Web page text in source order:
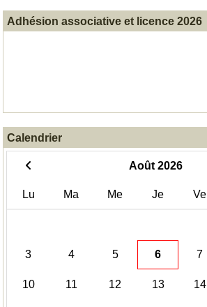
Adhésion associative et licence 2026
Calendrier
Août 2026
Lu Ma Me Je Ve
3 4 5 6 7
10 11 12 13 14